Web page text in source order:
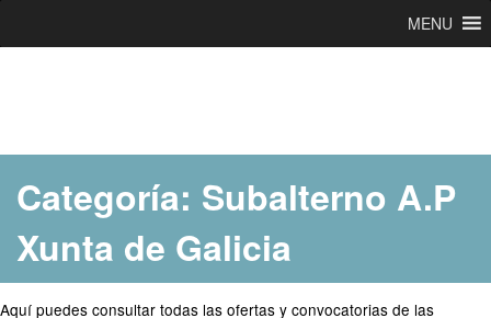
contenido
MENU
Categoría: Subalterno A.P
Xunta de Galicia
Aquí puedes consultar todas las ofertas y convocatorias de las